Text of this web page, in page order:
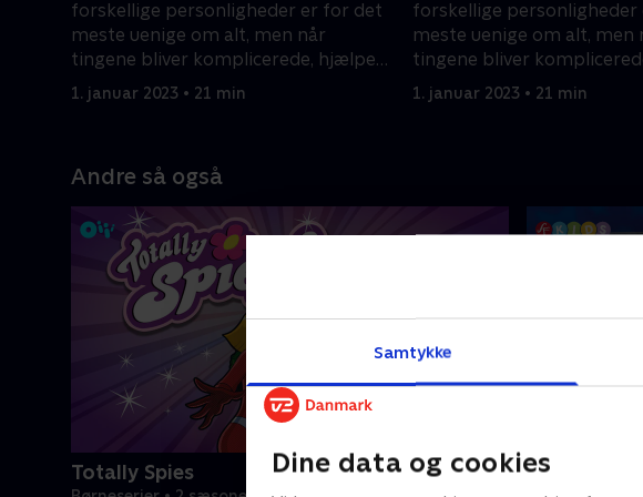
Samtykke
Dine data og cookies
forskellige personligheder er for det
meste uenige om alt, men når
tingene bliver komplicerede, hjælper
de hinanden ud af problemer.
1. januar 2023 • 21 min
forskellige
meste uenige om alt, men
tingene bliver
de hinanden ud af
1. januar 2023 • 21 min
Andre så også
Totally Spies Vicke Viking